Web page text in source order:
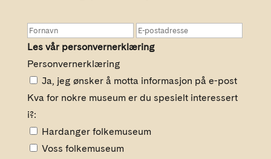
Les vår personvernerklæring
Personvernerklæring
Ja, jeg ønsker å motta informasjon på e-post
Kva for nokre museum er du spesielt interessert
i?:
Hardanger folkemuseum
Voss folkemuseum